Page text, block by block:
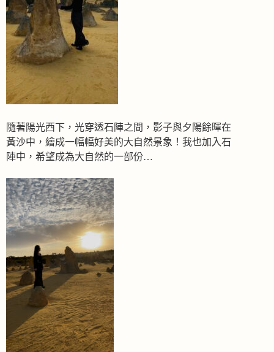
隨著陽光西下，光穿透石陣之間，影子與夕陽餘暉在
黃沙中，繪成一幅幅好美的大自然景象！我也加入石
陣中，希望成為大自然的一部份…